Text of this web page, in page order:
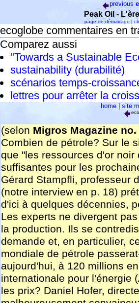
previous
Peak Oil -
page de démarrage |
ecoglobe commentaires en
Comparez aussi
"Towards a Sustainable
sustainability (durabilité)
scénarios temps-
lettres pour arrêter la
home site
(selon Migros Magazine
Combien de pétrole? Sur le
que "les ressources d'or
suffisantes pour les
Gérard Stampfli, professeur
(notre interview en p. 18)
d'ici à quelques décennies,
Les experts ne divergent
la production. Ils se
demande et, en particulier,
mondiale de pétrole
aujourd'hui, à 120 millions
internationale pour l'énergie
les prix? Daniel Hofer,